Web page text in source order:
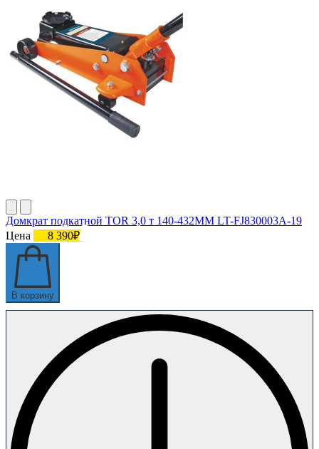
Домкрат подкатной TOR 3,0 т 140-432MM LT-FJ830003A-19
Цена
8 390₽
В корзину